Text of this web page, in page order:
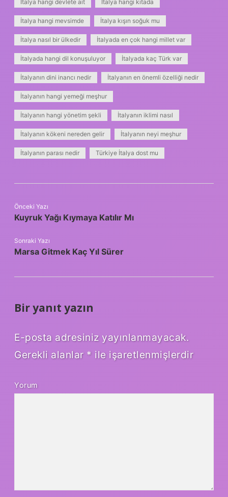
İtalya hangi devlete ait İtalya hangi kıtada
İtalya hangi mevsimde İtalya kışın soğuk mu
İtalya nasıl bir ülkedir İtalyada en çok hangi millet var
İtalyada hangi dil konuşuluyor İtalyada kaç Türk var
İtalyanın dini inancı nedir İtalyanın en önemli özelliği nedir
İtalyanın hangi yemeği meşhur
İtalyanın hangi yönetim şekli İtalyanın iklimi nasıl
İtalyanın kökeni nereden gelir İtalyanın neyi meşhur
İtalyanın parası nedir Türkiye İtalya dost mu
Önceki Yazı
Kuyruk Yağı Kıymaya Katılır Mı
Sonraki Yazı
Marsa Gitmek Kaç Yıl Sürer
Bir yanıt yazın
E-posta adresiniz yayınlanmayacak.
Gerekli alanlar * ile işaretlenmişlerdir
Yorum